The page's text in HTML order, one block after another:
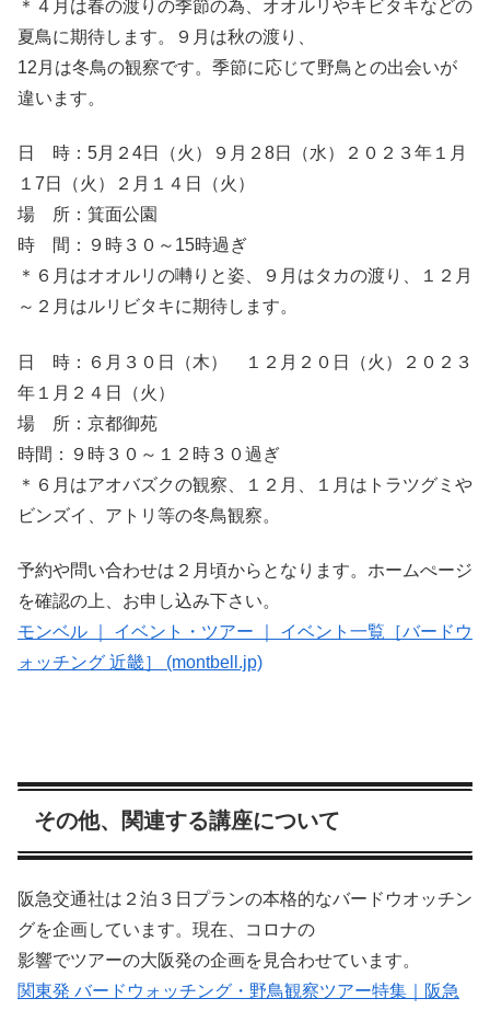
＊４月は春の渡りの季節の為、オオルリやキビタキなどの
夏鳥に期待します。９月は秋の渡り、
12月は冬鳥の観察です。季節に応じて野鳥との出会いが
違います。
日 時：5月２4日（火）９月２8日（水）２０２３年１月
１7日（火）２月１４日（火）
場 所：箕面公園
時 間：９時３０～15時過ぎ
＊６月はオオルリの囀りと姿、９月はタカの渡り、１２月
～２月はルリビタキに期待します。
日 時：６月３０日（木） １２月２０日（火）２０２３
年１月２４日（火）
場 所：京都御苑
時間：９時３０～１２時３０過ぎ
＊６月はアオバズクの観察、１２月、１月はトラツグミや
ビンズイ、アトリ等の冬鳥観察。
予約や問い合わせは２月頃からとなります。ホームぺージ
を確認の上、お申し込み下さい。
モンベル ｜ イベント・ツアー ｜ イベント一覧［バードウ
ォッチング 近畿］ (montbell.jp)
その他、関連する講座について
阪急交通社は２泊３日プランの本格的なバードウオッチン
グを企画しています。現在、コロナの
影響でツアーの大阪発の企画を見合わせています。
関東発 バードウォッチング・野鳥観察ツアー特集｜阪急